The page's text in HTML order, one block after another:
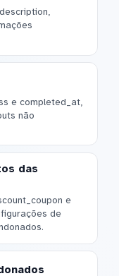
e completed_at,
não
das
e
de